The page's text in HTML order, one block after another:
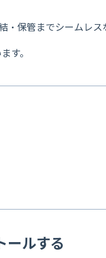
・保管までシームレス
す。
ールする